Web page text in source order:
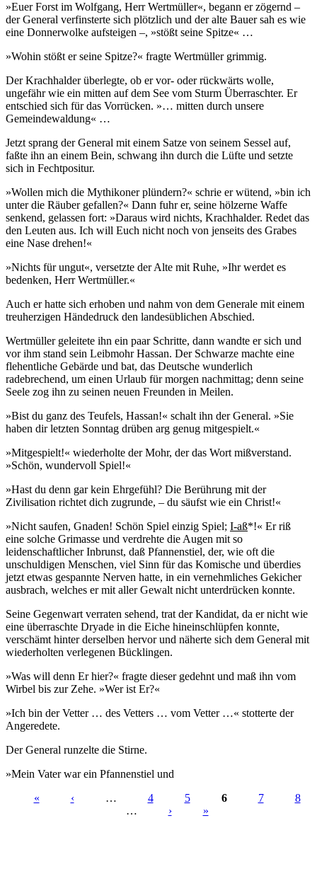
»Euer Forst im Wolfgang, Herr Wertmüller«, begann er zögernd –
der General verfinsterte sich plötzlich und der alte Bauer sah es wie
eine Donnerwolke aufsteigen –, »stößt seine Spitze« …
»Wohin stößt er seine Spitze?« fragte Wertmüller grimmig.
Der Krachhalder überlegte, ob er vor- oder rückwärts wolle,
ungefähr wie ein mitten auf dem See vom Sturm Überraschter. Er
entschied sich für das Vorrücken. »… mitten durch unsere
Gemeindewaldung« …
Jetzt sprang der General mit einem Satze von seinem Sessel auf,
faßte ihn an einem Bein, schwang ihn durch die Lüfte und setzte
sich in Fechtpositur.
»Wollen mich die Mythikoner plündern?« schrie er wütend, »bin ich
unter die Räuber gefallen?« Dann fuhr er, seine hölzerne Waffe
senkend, gelassen fort: »Daraus wird nichts, Krachhalder. Redet das
den Leuten aus. Ich will Euch nicht noch von jenseits des Grabes
eine Nase drehen!«
»Nichts für ungut«, versetzte der Alte mit Ruhe, »Ihr werdet es
bedenken, Herr Wertmüller.«
Auch er hatte sich erhoben und nahm von dem Generale mit einem
treuherzigen Händedruck den landesüblichen Abschied.
Wertmüller geleitete ihn ein paar Schritte, dann wandte er sich und
vor ihm stand sein Leibmohr Hassan. Der Schwarze machte eine
flehentliche Gebärde und bat, das Deutsche wunderlich
radebrechend, um einen Urlaub für morgen nachmittag; denn seine
Seele zog ihn zu seinen neuen Freunden in Meilen.
»Bist du ganz des Teufels, Hassan!« schalt ihn der General. »Sie
haben dir letzten Sonntag drüben arg genug mitgespielt.«
»Mitgespielt!« wiederholte der Mohr, der das Wort mißverstand.
»Schön, wundervoll Spiel!«
»Hast du denn gar kein Ehrgefühl? Die Berührung mit der
Zivilisation richtet dich zugrunde, – du säufst wie ein Christ!«
»Nicht saufen, Gnaden! Schön Spiel einzig Spiel; I-aß*!« Er riß
eine solche Grimasse und verdrehte die Augen mit so
leidenschaftlicher Inbrunst, daß Pfan­nenstiel, der, wie oft die
unschuldigen Menschen, viel Sinn für das Komische und überdies
jetzt etwas gespannte Nerven hatte, in ein vernehmliches Gekicher
ausbrach, welches er mit aller Gewalt nicht unterdrücken konnte.
Seine Gegenwart verraten sehend, trat der Kandidat, da er nicht wie
eine überraschte Dryade in die Eiche hineinschlüpfen konnte,
verschämt hinter derselben hervor und näherte sich dem General mit
wiederholten verlegenen Bücklingen.
»Was will denn Er hier?« fragte dieser gedehnt und maß ihn vom
Wirbel bis zur Zehe. »Wer ist Er?«
»Ich bin der Vetter … des Vetters … vom Vetter …« stotterte der
Angeredete.
Der General runzelte die Stirne.
»Mein Vater war ein Pfannenstiel und
« ‹ … 4 5 6 7
8
…
› »